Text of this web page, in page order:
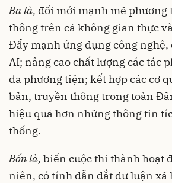
Ba là, đổi mới mạnh mẽ phương
thông trên cả không gian thực
Đẩy mạnh ứng dụng công nghệ,
AI; nâng cao chất lượng các tác
đa phương tiện; kết hợp các cơ
bản, truyền thông trong toàn
hiệu quả hơn những thông tin
thống.
Bốn là, biến cuộc thi thành hoạt
niên, có tính dẫn dắt dư luận xã